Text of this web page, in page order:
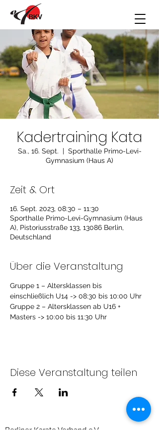
Kadertraining Kata
Sa., 16. Sept.
  |
Sporthalle Primo-Levi-
Gymnasium (Haus A)
Zeit & Ort
16. Sept. 2023, 08:30 – 11:30
Sporthalle Primo-Levi-Gymnasium (Haus
A), Pistoriusstraße 133, 13086 Berlin,
Deutschland
Über die Veranstaltung
Gruppe 1 – Altersklassen bis
einschließlich U14 -> 08:30 bis 10:00 Uhr
Gruppe 2 – Altersklassen ab U16 +
Masters -> 10:00 bis 11:30 Uhr
Diese Veranstaltung teilen
Berliner Karate Verband e.V.